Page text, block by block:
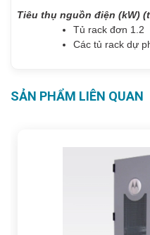
Tiêu thụ nguồn điện (kW)
Tủ rack đơn 1.2
Các tủ rack dự
SẢN PHẨM LIÊN QUAN